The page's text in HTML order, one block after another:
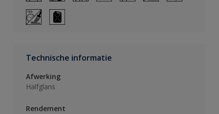
Technische informatie
Afwerking
Halfglans
Rendement